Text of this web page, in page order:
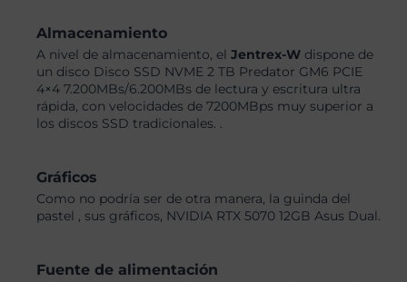
Almacenamiento
A nivel de almacenamiento, elJentrex-W dispone de
un disco Disco SSD NVME 2 TB Predator GM6 PCIE
4×4 7.200MBs/6.200MBs de lectura y escritura ultra
rápida, con velocidades de 7200MBps muy superior a
los discos SSD tradicionales. .
Gráficos
Como no podría ser de otra manera, la guinda del
pastel , sus gráficos, NVIDIA RTX 5070 12GB Asus Dual.
Fuente de alimentación